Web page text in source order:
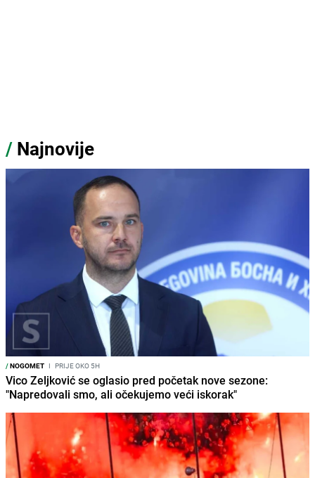
/ Najnovije
/NOGOMET I PRIJE OKO 5H
Vico Zeljković se oglasio pred početak nove sezone:
"Napredovali smo, ali očekujemo veći iskorak"